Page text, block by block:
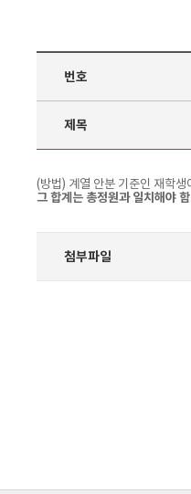
번호
제목
(방법) 계열 안분 기준인 재학
그 합계는 총정원과 일치해야
첨부파일